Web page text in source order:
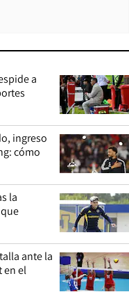
a
ingreso
cómo
la
ante la
en el